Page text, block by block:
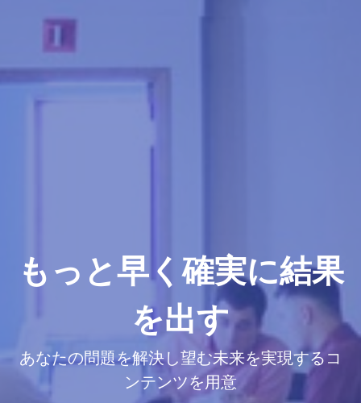
もっと早く確実に結果
を出す
あなたの問題を解決し望む未来を実現するコ
ンテンツを用意